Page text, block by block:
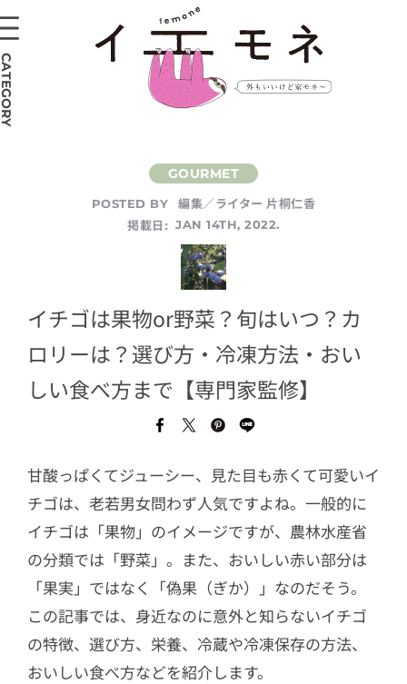
POSTED BY
編集／ライター 片桐仁香
掲載日: JAN 14TH, 2022.
イチゴは果物or野菜？旬はいつ？カ
ロリーは？選び方・冷凍方法・おい
しい食べ方まで【専門家監修】
甘酸っぱくてジューシー、見た目も赤くて可愛いイ
チゴは、老若男女問わず人気ですよね。一般的に
イチゴは「果物」のイメージですが、農林水産省
の分類では「野菜」。また、おいしい赤い部分は
「果実」ではなく「偽果（ぎか）」なのだそう。
この記事では、身近なのに意外と知らないイチゴ
の特徴、選び方、栄養、冷蔵や冷凍保存の方法、
おいしい食べ方などを紹介します。